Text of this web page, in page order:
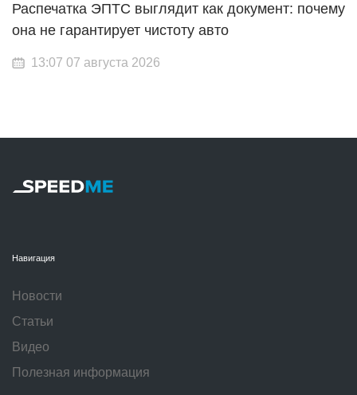
Распечатка ЭПТС выглядит как документ: почему
она не гарантирует чистоту авто
13:07 07 августа 2026
Навигация
Новости
Статьи
Видео
Полезная информация